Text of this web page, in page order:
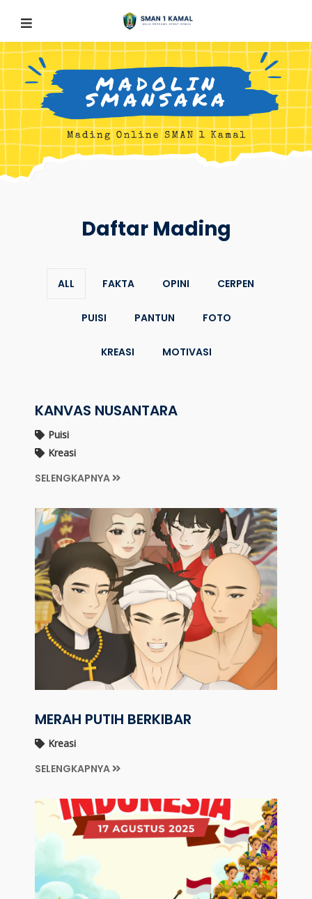
Daftar Mading
ALL FAKTA OPINI CERPEN
PUISI PANTUN FOTO
KREASI MOTIVASI
KANVAS NUSANTARA
Puisi
Kreasi
SELENGKAPNYA
MERAH PUTIH BERKIBAR
Kreasi
SELENGKAPNYA